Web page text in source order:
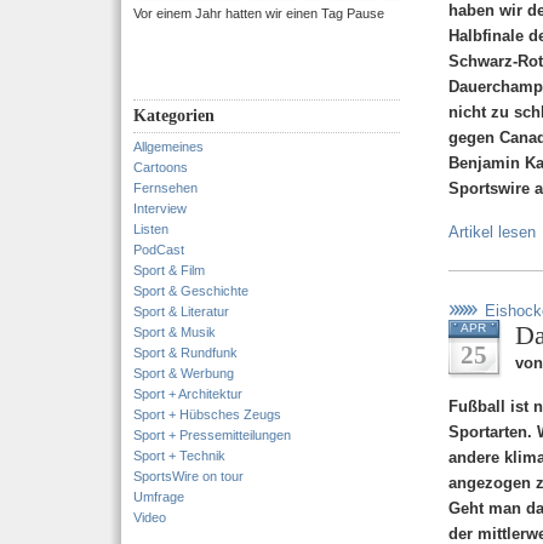
Vor einem Jahr hatten wir einen Tag Pause
Kategorien
Allgemeines
Cartoons
Fernsehen
Interview
Listen
PodCast
Sport & Film
Sport & Geschichte
Sport & Literatur
Sport & Musik
Sport & Rundfunk
Sport & Werbung
Sport + Architektur
Sport + Hübsches Zeugs
Sport + Pressemitteilungen
Sport + Technik
SportsWire on tour
Umfrage
Video
haben wir
Halbfinale
Schwarz-
nicht zu
gegen
Benjamin
Sportswire
Artikel lesen
APR
25
Fußball ist
Sportarten.
andere
angezogen
Geht man
der